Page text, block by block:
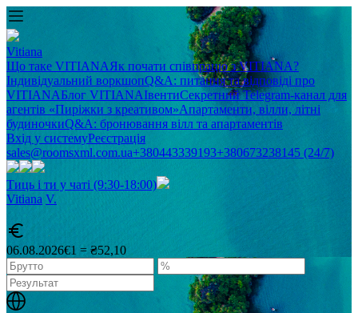
Vitiana
Що таке VITIANAЯк почати співпрацю з VITIANA?
Індивідуальний воркшопQ&A: питання та відповіді про
VITIANAБлог VITIANAІвентиСекретний Telegram-канал для
агентів «Пиріжки з креативом»Апартаменти, вілли, літні
будиночкиQ&A: бронювання вілл та апартаментів
Вхід у системуРеєстрація
sales@roomsxml.com.ua+380443339193+380673238145 (24/7)
Тиць і ти у чаті (9:30-18:00)
Vitiana V.
06.08.2026€1 = ₴52,10